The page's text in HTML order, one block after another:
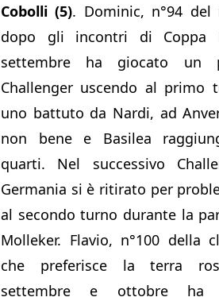
Cobolli (5). Dominic, n°94 del
dopo gli incontri di Coppa
settembre ha giocato un
Challenger uscendo al primo
uno battuto da Nardi, ad
non bene e Basilea
quarti. Nel successivo
Germania si è ritirato per
al secondo turno durante la
Molleker. Flavio, n°100 della
che preferisce la terra
settembre e ottobre ha